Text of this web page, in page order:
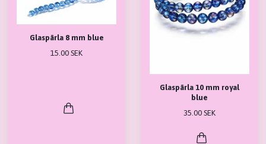
Glaspärla 8 mm blue
15.00 SEK
Glaspärla 10 mm royal
blue
35.00 SEK